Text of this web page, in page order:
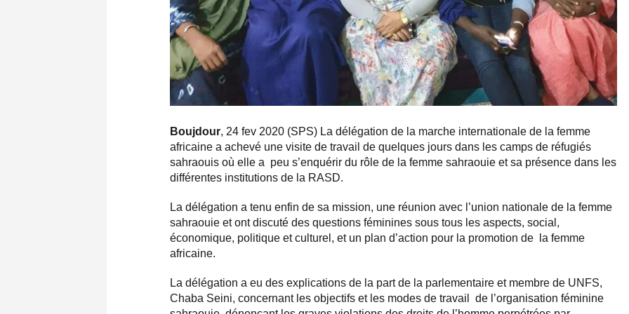
Boujdour, 24 fev 2020 (SPS) La délégation de la marche internationale de la femme
africaine a achevé une visite de travail de quelques jours dans les camps de réfugiés
sahraouis où elle a peu s’enquérir du rôle de la femme sahraouie et sa présence dans les
différentes institutions de la RASD.
La délégation a tenu enfin de sa mission, une réunion avec l’union nationale de la femme
sahraouie et ont discuté des questions féminines sous tous les aspects, social,
économique, politique et culturel, et un plan d’action pour la promotion de la femme
africaine.
La délégation a eu des explications de la part de la parlementaire et membre de UNFS,
Chaba Seini, concernant les objectifs et les modes de travail de l’organisation féminine